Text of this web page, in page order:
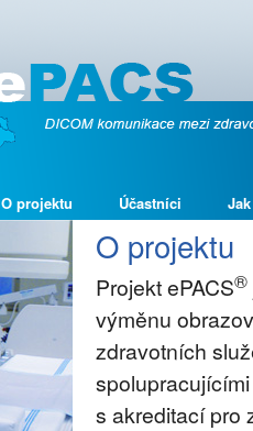
O projektu Účastníci
O projektu
Projekt ePACS®
výměnu
zdravotních
s akreditací pro